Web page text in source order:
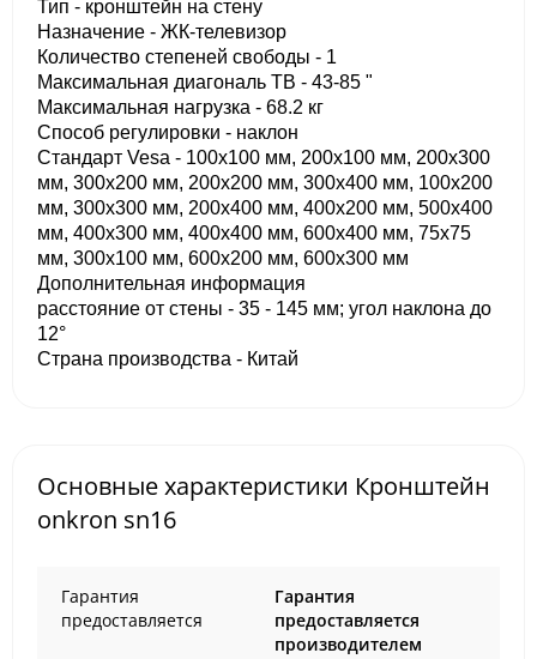
Тип - кронштейн на стену
Назначение - ЖК-телевизор
Количество степеней свободы - 1
Максимальная диагональ ТВ - 43-85 "
Максимальная нагрузка - 68.2 кг
Способ регулировки - наклон
Стандарт Vesa - 100x100 мм, 200x100 мм, 200x300
мм, 300x200 мм, 200x200 мм, 300x400 мм, 100x200
мм, 300x300 мм, 200x400 мм, 400x200 мм, 500x400
мм, 400x300 мм, 400x400 мм, 600x400 мм, 75x75
мм, 300x100 мм, 600x200 мм, 600x300 мм
Дополнительная информация
расстояние от стены - 35 - 145 мм; угол наклона до
12°
Страна производства - Китай
Основные характеристики Кронштейн
onkron sn16
Гарантия
предоставляется
Гарантия
предоставляется
производителем